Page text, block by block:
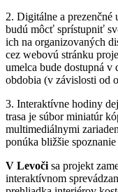
2. Digitálne a prezenčné
budú môcť sprístupniť
ich na organizovaných
cez webovú stránku
umelca bude dostupná v
obdobia (v závislosti od
3. Interaktívne hodiny
trasa je súbor miniatúr
multimediálnymi
ponúka bližšie
V Levoči sa projekt
interaktívnom